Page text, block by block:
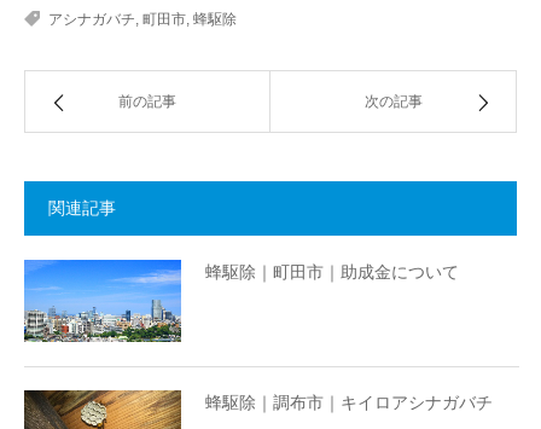
アシナガバチ 町田市 蜂駆除
前の記事 次の記事
関連記事
蜂駆除｜町田市｜助成金について
蜂駆除｜調布市｜キイロアシナガバチ